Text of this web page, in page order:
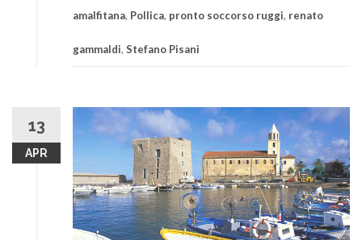
amalfitana, Pollica, pronto soccorso ruggi, renato
gammaldi, Stefano Pisani
13
APR